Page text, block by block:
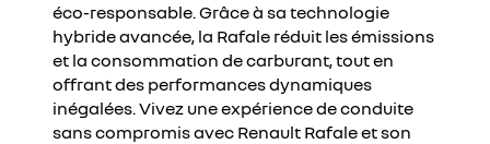
éco-responsable. Grâce à sa technologie
hybride avancée, la Rafale réduit les émissions
et la consommation de carburant, tout en
offrant des performances dynamiques
inégalées. Vivez une expérience de conduite
sans compromis avec Renault Rafale et son